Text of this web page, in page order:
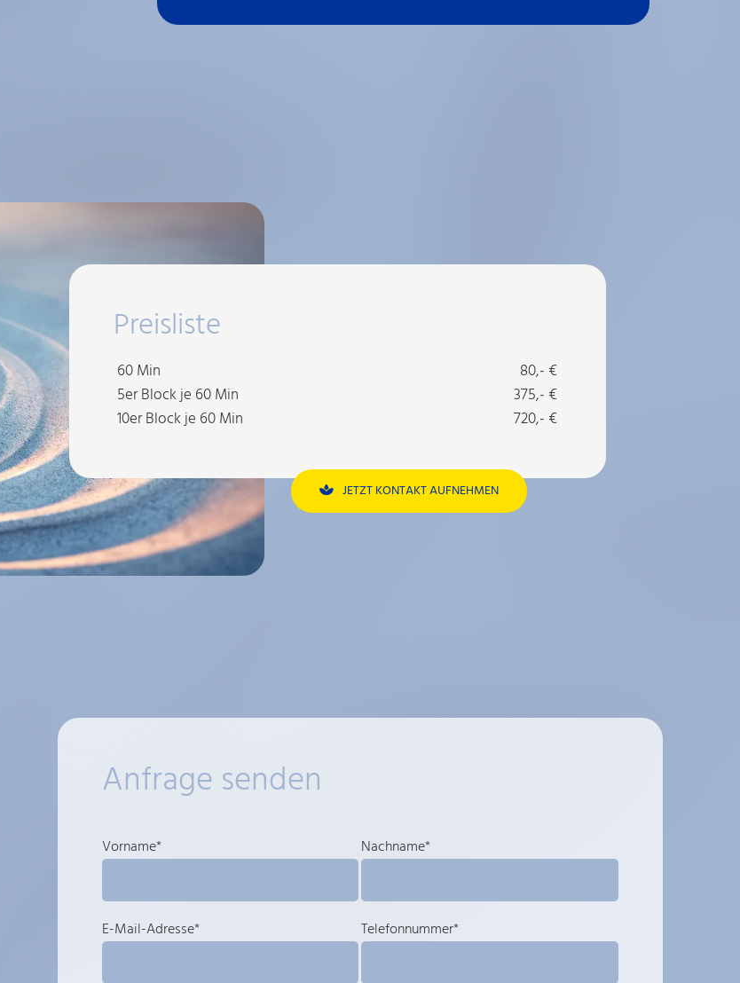
Preisliste
60 Min
80,- €
5er Block je 60 Min
375,- €
10er Block je 60 Min
720,- €
JETZT KONTAKT AUFNEHMEN
Anfrage senden
Vorname* Nachname*
E-Mail-Adresse* Telefonnummer*